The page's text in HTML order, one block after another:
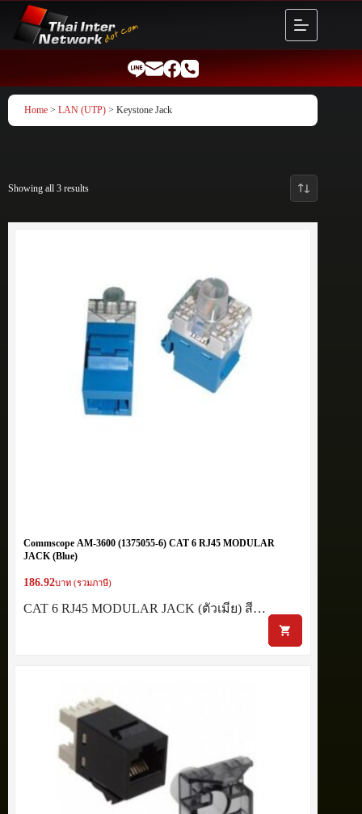
content
Home > LAN (UTP) > Keystone Jack
Showing all 3 results
Commscope AM-3600 (1375055-6) CAT 6 RJ45 MODULAR
JACK (Blue)
186.92บาท (รวมภาษี)
CAT 6 RJ45 MODULAR JACK (ตัวเมีย) สี…